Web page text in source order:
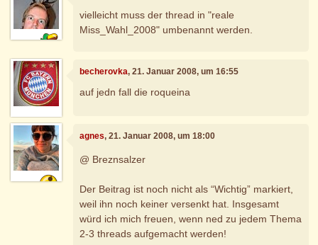
vielleicht muss der thread in "reale
Miss_Wahl_2008" umbenannt werden.
becherovka, 21. Januar 2008, um 16:55
auf jedn fall die roqueina
agnes, 21. Januar 2008, um 18:00
@ Breznsalzer
Der Beitrag ist noch nicht als “Wichtig” markiert,
weil ihn noch keiner versenkt hat. Insgesamt
würd ich mich freuen, wenn ned zu jedem Thema
2-3 threads aufgemacht werden!